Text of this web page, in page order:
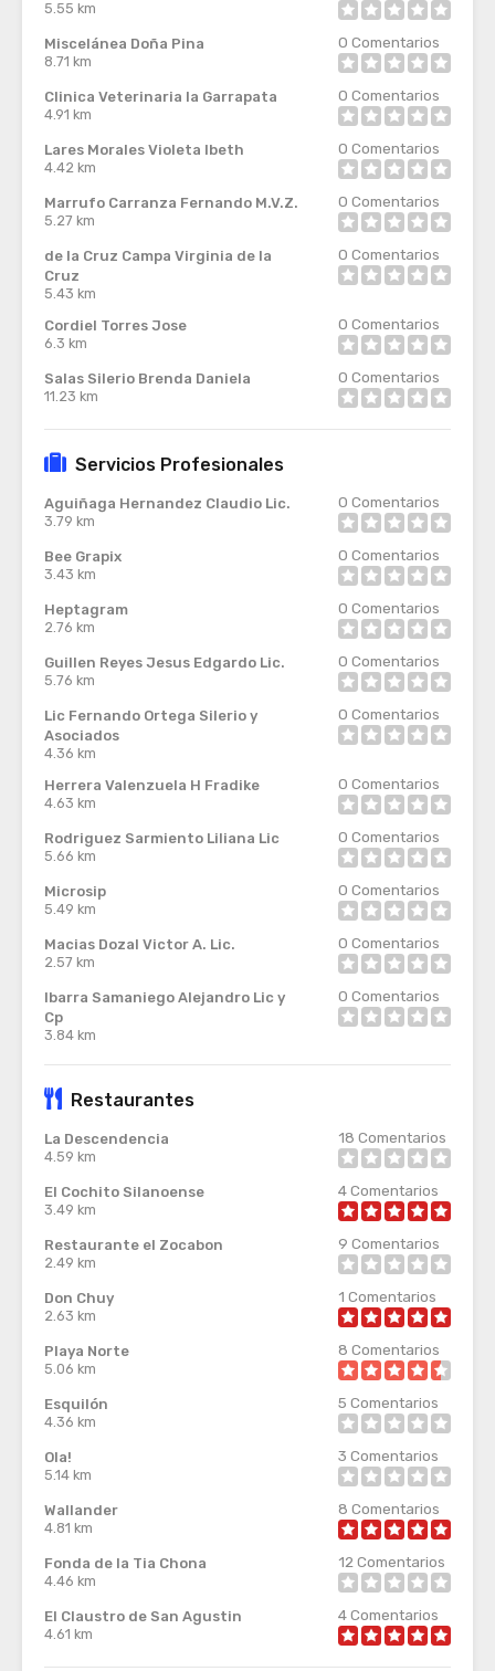
5.55 km
Miscelánea Doña Pina
8.71 km
0 Comentarios
Clinica Veterinaria la Garrapata
4.91 km
0 Comentarios
Lares Morales Violeta Ibeth
4.42 km
0 Comentarios
Marrufo Carranza Fernando M.V.Z.
5.27 km
0 Comentarios
de la Cruz Campa Virginia de la
Cruz
5.43 km
0 Comentarios
Cordiel Torres Jose
6.3 km
0 Comentarios
Salas Silerio Brenda Daniela
11.23 km
0 Comentarios
Servicios Profesionales
Aguiñaga Hernandez Claudio Lic.
3.79 km
0 Comentarios
Bee Grapix
3.43 km
0 Comentarios
Heptagram
2.76 km
0 Comentarios
Guillen Reyes Jesus Edgardo Lic.
5.76 km
0 Comentarios
Lic Fernando Ortega Silerio y
Asociados
4.36 km
0 Comentarios
Herrera Valenzuela H Fradike
4.63 km
0 Comentarios
Rodriguez Sarmiento Liliana Lic
5.66 km
0 Comentarios
Microsip
5.49 km
0 Comentarios
Macias Dozal Victor A. Lic.
2.57 km
0 Comentarios
Ibarra Samaniego Alejandro Lic y
Cp
3.84 km
0 Comentarios
Restaurantes
La Descendencia
4.59 km
18 Comentarios
El Cochito Silanoense
3.49 km
4Comentarios
Restaurante el Zocabon
2.49 km
9 Comentarios
Don Chuy
2.63 km
1 Comentarios
Playa Norte
5.06 km
8 Comentarios
Esquilón
4.36 km
5 Comentarios
Ola!
5.14 km
3 Comentarios
Wallander
4.81 km
8 Comentarios
Fonda de la Tia Chona
4.46 km
12 Comentarios
El Claustro de San Agustin
4.61 km
4Comentarios